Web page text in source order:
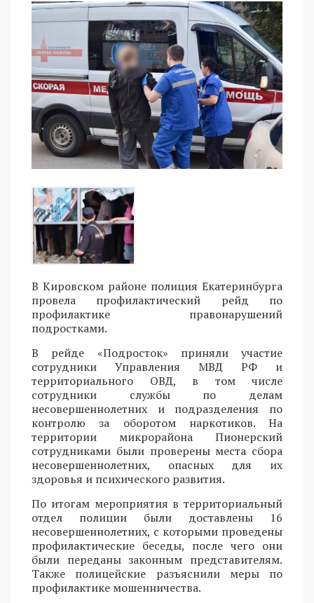
В Кировском районе полиция Екатеринбурга
провела профилактический рейд по
профилактике правонарушений
подростками.
В рейде «Подросток» приняли участие
сотрудники Управления МВД РФ и
территориального ОВД, в том числе
сотрудники службы по делам
несовершеннолетних и подразделения по
контролю за оборотом наркотиков. На
территории микрорайона Пионерский
сотрудниками были проверены места сбора
несовершеннолетних, опасных для их
здоровья и психического развития.
По итогам мероприятия в территориальный
отдел полиции были доставлены 16
несовершеннолетних, с которыми проведены
профилактические беседы, после чего они
были переданы законным представителям.
Также полицейские разъяснили меры по
профилактике мошенничества.